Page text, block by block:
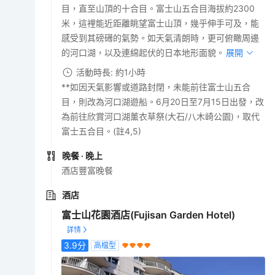
目，直至山頂的十合目。富士山五合目海拔約2300
米，這裡能近距離眺望富士山頂，幾乎伸手可及，能
感受到其磅礡的氣勢。如天氣清朗時，更可俯瞰周邊
的河口湖，以及連綿起伏的日本地形面貌。 展開
活動時長: 約1小時
**如因天氣影響或道路封閉，未能前往富士山五合
目，則改為河口湖遊船。6月20日至7月15日出發，改
為前往欣賞河口湖薰衣草祭(大石/八木崎公園)，取代
富士五合目。(註4,5)
晚餐 · 晚上
酒店豐富晚餐
酒店
富士山花園酒店(Fujisan Garden Hotel)
3.9分 高檔型